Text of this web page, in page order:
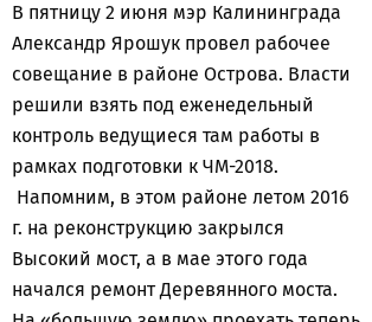
В пятницу 2 июня мэр Калининграда
Александр Ярошук провел рабочее
совещание в районе Острова. Власти
решили взять под еженедельный
контроль ведущиеся там работы в
рамках подготовки к ЧМ-2018.
Напомним, в этом районе летом 2016
г. на реконструкцию закрылся
Высокий мост, а в мае этого года
начался ремонт Деревянного моста.